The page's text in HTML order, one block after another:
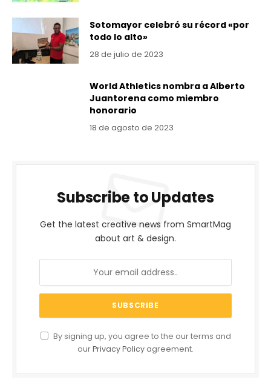
Sotomayor celebró su récord «por
todo lo alto»
28 de julio de 2023
World Athletics nombra a Alberto
Juantorena como miembro
honorario
18 de agosto de 2023
Subscribe to Updates
Get the latest creative news from SmartMag
about art & design.
By signing up, you agree to the our terms and
ourPrivacy Policy agreement.